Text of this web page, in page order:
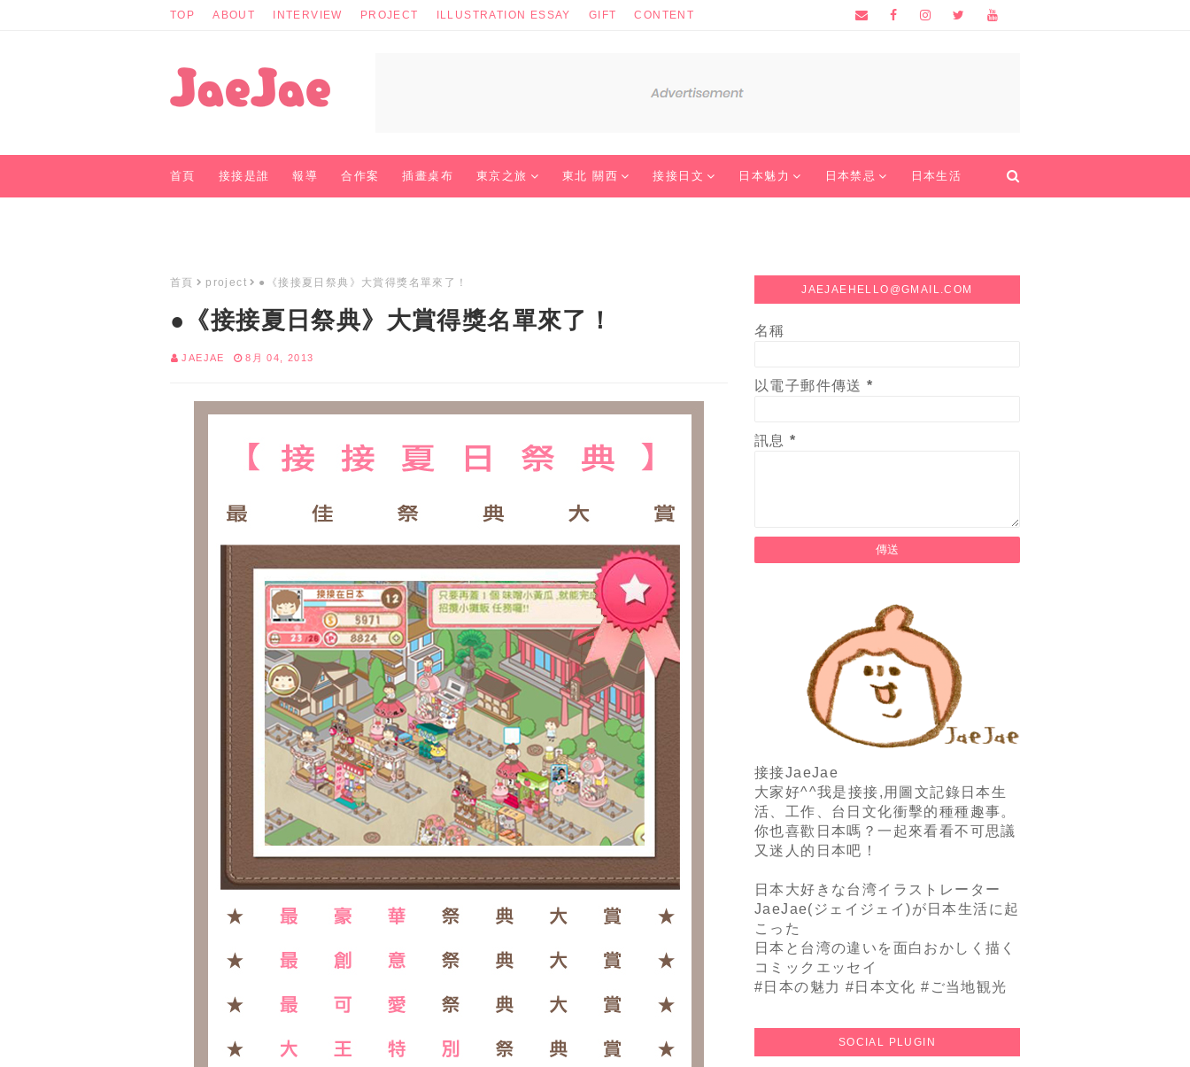
TOP ABOUT INTERVIEW PROJECT ILLUSTRATION ESSAY GIFT CONTENT
首頁 接接是誰 報導 合作案 插畫桌布 東京之旅 東北 關西 接接日文 日本魅力 日本禁忌 日本生活
首頁 project ●《接接夏日祭典》大賞得獎名單來了！
●《接接夏日祭典》大賞得獎名單來了！
JAEJAE 8月 04, 2013
JAEJAEHELLO@GMAIL.COM
名稱
以電子郵件傳送*
訊息*
接接JaeJae
大家好^^我是接接,用圖文記錄日本生
活、工作、台日文化衝擊的種種趣事。
你也喜歡日本嗎？一起來看看不可思議
又迷人的日本吧！
日本大好きな台湾イラストレーター
JaeJae(ジェイジェイ)が日本生活に起
こった
日本と台湾の違いを面白おかしく描く
コミックエッセイ
#日本の魅力 #日本文化 #ご当地観光
SOCIAL PLUGIN